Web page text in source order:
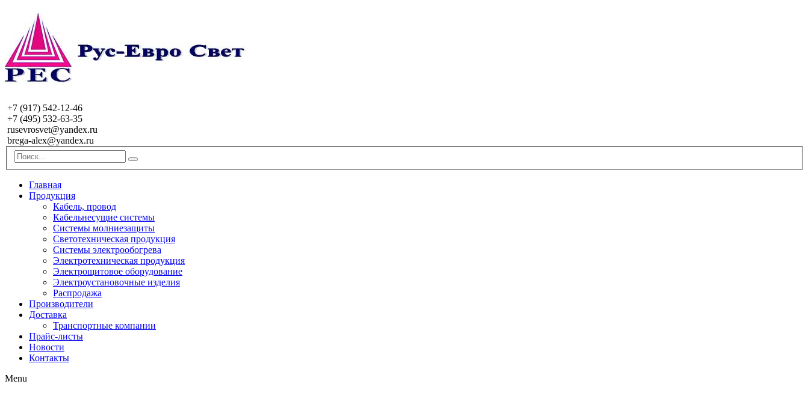
+7 (917) 542-12-46
+7 (495) 532-63-35
rusevrosvet@yandex.ru
brega-alex@yandex.ru
Главная
Продукция
Кабель, провод
Кабельнесущие системы
Системы молниезащиты
Светотехническая продукция
Системы электрообогрева
Электротехническая продукция
Электрощитовое оборудование
Электроустановочные изделия
Распродажа
Производители
Доставка
Транспортные компании
Прайс-листы
Новости
Контакты
Menu